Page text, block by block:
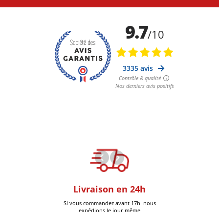
Livraison en 24h
Si vous commandez avant 17h nous
expédions le jour même